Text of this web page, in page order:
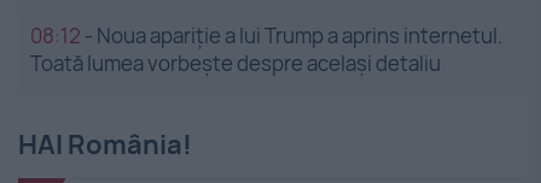
08:12 - Noua apariție a lui Trump a aprins internetul.
Toată lumea vorbește despre același detaliu
HAI România!